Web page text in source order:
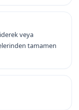
veya
tamamen